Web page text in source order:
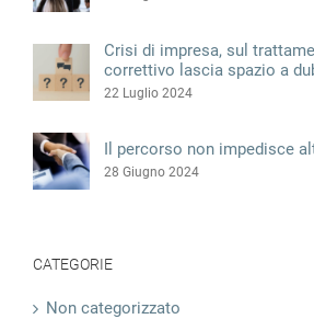
Crisi di impresa, sul
correttivo lascia spazio a
22 Luglio 2024
Il percorso non impedisce
28 Giugno 2024
CATEGORIE
Non categorizzato